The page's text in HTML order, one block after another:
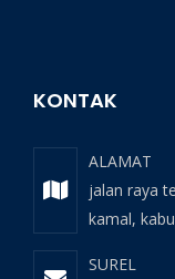
KONTAK
ALAMAT
jalan raya
kamal,
SUREL